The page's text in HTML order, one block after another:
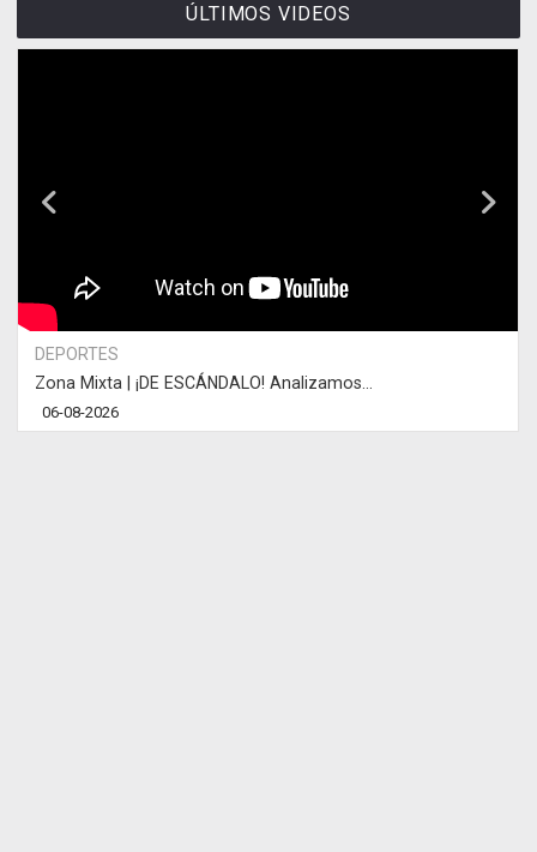
ÚLTIMOS VIDEOS
DEPORTES
Zona Mixta | ¡DE ESCÁNDALO! Analizamos...
06-08-2026